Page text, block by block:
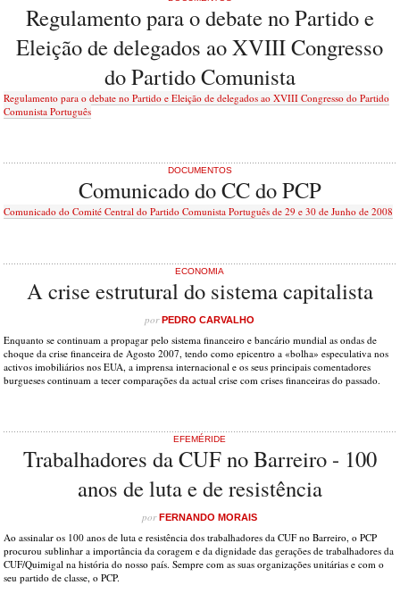
Regulamento para o debate no Partido e
Eleição de delegados ao XVIII Congresso
do Partido Comunista
Regulamento para o debate no Partido e Eleição de delegados ao XVIII Congresso do Partido
Comunista Português
DOCUMENTOS
Comunicado do CC do PCP
Comunicado do Comité Central do Partido Comunista Português de 29 e 30 de Junho de 2008
ECONOMIA
A crise estrutural do sistema capitalista
porPEDRO CARVALHO
Enquanto se continuam a propagar pelo sistema financeiro e bancário mundial as ondas de
choque da crise financeira de Agosto 2007, tendo como epicentro a «bolha» especulativa nos
activos imobiliários nos EUA, a imprensa internacional e os seus principais comentadores
burgueses continuam a tecer comparações da actual crise com crises financeiras do passado.
EFEMÉRIDE
Trabalhadores da CUF no Barreiro - 100
anos de luta e de resistência
porFERNANDO MORAIS
Ao assinalar os 100 anos de luta e resistência dos trabalhadores da CUF no Barreiro, o PCP
procurou sublinhar a importância da coragem e da dignidade das gerações de trabalhadores da
CUF/Quimigal na história do nosso país. Sempre com as suas organizações unitárias e com o
seu partido de classe, o PCP.